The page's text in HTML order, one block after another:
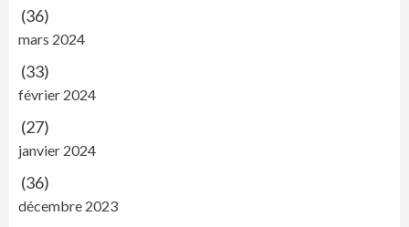
(36)
mars 2024
(33)
février 2024
(27)
janvier 2024
(36)
décembre 2023